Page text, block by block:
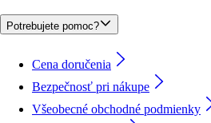
Potrebujete pomoc?
Cena doručenia
Bezpečnosť pri nákupe
Všeobecné obchodné podmienky